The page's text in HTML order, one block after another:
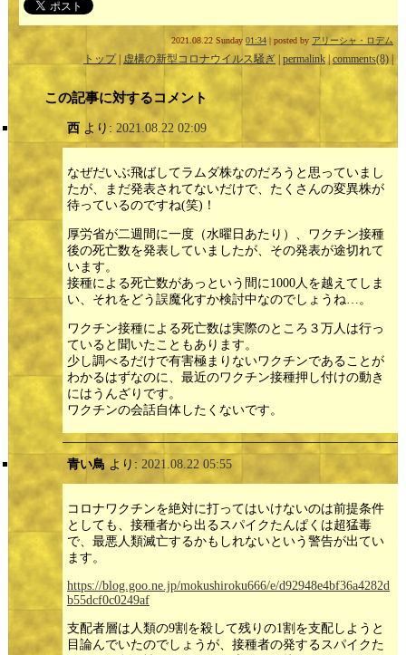
2021.08.22 Sunday 01:34 | posted by アリーシャ・ロデム
トップ| 虚構の新型コロナウイルス騒ぎ permalink|comments(8)
この記事に対するコメント
西 より: 2021.08.22 02:09
なぜだいぶ飛ばしてラムダ株なのだろうと思っていまし
たが、まだ発表されてないだけで、たくさんの変異株が
待っているのですね(笑)！
厚労省が二週間に一度（水曜日あたり）、ワクチン接種
後の死亡数を発表していましたが、その発表が途切れて
います。
接種による死亡数があっという間に1000人を越えてしま
い、それをどう誤魔化すか検討中なのでしょうね…。
ワクチン接種による死亡数は実際のところ３万人は行っ
ていると聞いたこともあります。
少し調べるだけで有害極まりないワクチンであることが
わかるはずなのに、最近のワクチン接種押し付けの動き
にはうんざりです。
ワクチンの会話自体したくないです。
青い鳥 より: 2021.08.22 05:55
コロナワクチンを絶対に打ってはいけないのは前提条件
としても、接種者から出るスパイクたんぱくは超猛毒
で、最悪人類滅亡するかもしれないという警告が出てい
ます。
https://blog.goo.ne.jp/mokushiroku666/e/d92948e4bf36a4282d
b55dcf0c0249af
支配者層は人類の9割を殺して残りの1割を支配しようと
目論んでいたのでしょうが、接種者の発するスパイクた